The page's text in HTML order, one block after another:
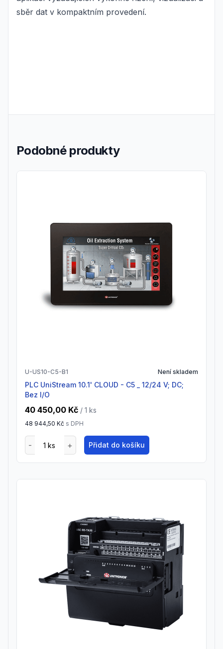
sběr dat v kompaktním provedení.
Podobné produkty
U-US10-C5-B1 Není skladem
PLC UniStream 10.1' CLOUD - C5 _ 12/24 V; DC;
Bez I/O
40 450,00 Kč / 1 ks
48 944,50 Kč s DPH
Přidat do košíku